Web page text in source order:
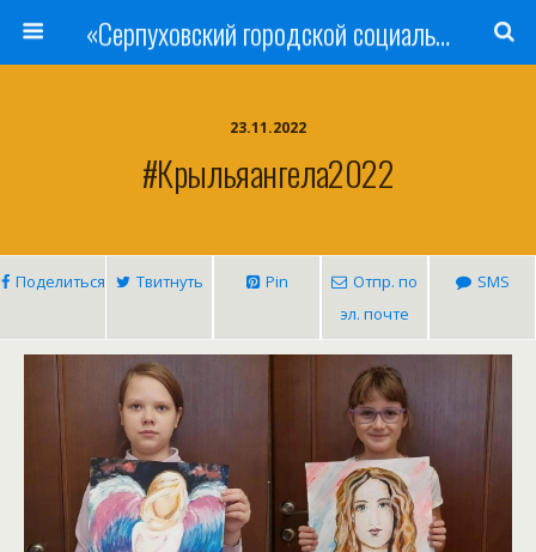
«Серпуховский городской социально-реабилитационный Центр для несовершеннолетних»
23.11.2022
#Крыльяангела2022
Поделиться Твитнуть Pin
Отпр. по
эл. почте
SMS